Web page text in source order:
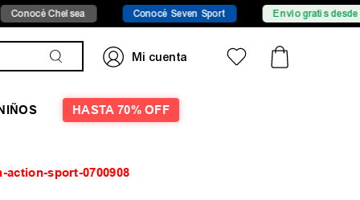
Chelsea Conocé Seven Sport Envío gratis desde
HASTA 70% OFF
sport-0700908